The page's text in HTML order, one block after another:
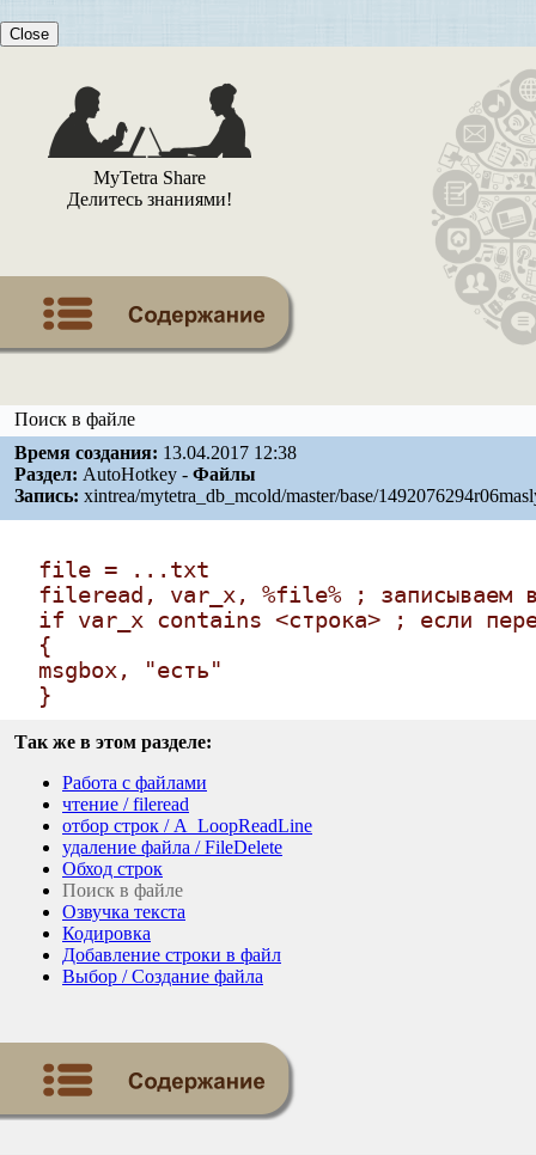
Close
MyTetra Share
Делитесь знаниями!
Поиск в файле
Время создания: 13.04.2017 12:38
Раздел: AutoHotkey - Файлы
Запись: xintrea/mytetra_db_mcold/master/base/
file = ...txt
fileread, var_x, %file% ; записываем в
if var_x contains <строка> ; если
{
msgbox, "есть"
}
Так же в этом разделе:
Работа с файлами
чтение / fileread
отбор строк / A_LoopReadLine
удаление файла / FileDelete
Обход строк
Поиск в файле
Озвучка текста
Кодировка
Добавление строки в файл
Выбор / Создание файла